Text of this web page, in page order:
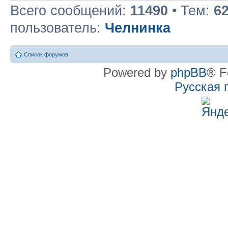
Всего сообщений: 11490 • Тем:
пользователь: Челнинка
Список форумов
Powered by phpBB®
Русская